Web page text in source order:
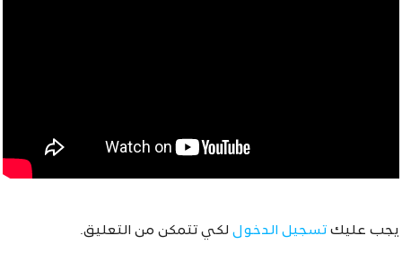
يجب عليك تسجيل الدخول لكي تتمكن من التعليق.